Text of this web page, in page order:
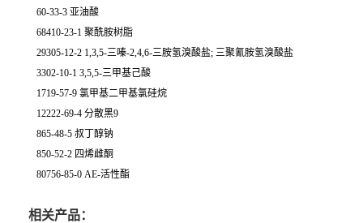
60-33-3 亚油酸
68410-23-1 聚酰胺树脂
29305-12-2 1,3,5-三嗪-2,4,6-三胺氢溴酸盐; 三聚氰胺氢溴酸盐
3302-10-1 3,5,5-三甲基己酸
1719-57-9 氯甲基二甲基氯硅烷
12222-69-4 分散黑9
865-48-5 叔丁醇钠
850-52-2 四烯雌酮
80756-85-0 AE-活性酯
相关产品：